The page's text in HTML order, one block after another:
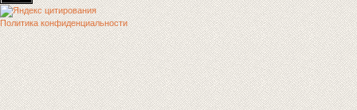
Политика конфиденциальности